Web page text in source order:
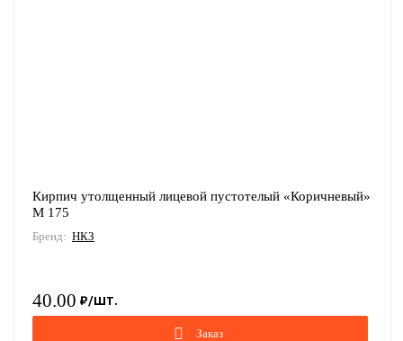
Кирпич утолщенный лицевой пустотелый «Коричневый»
М 175
Бренд: НКЗ
40.00
Заказ